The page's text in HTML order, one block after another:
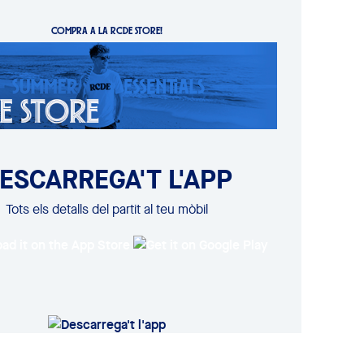
COMPRA A LA RCDE STORE!
L'APP
Tots els detalls del partit al teu mòbil